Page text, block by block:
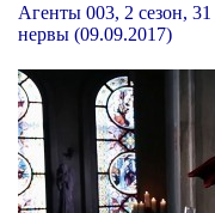
Агенты 003, 2 сезон,
нервы (09.09.2017)